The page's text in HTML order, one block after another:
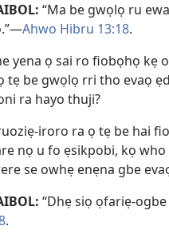
“Ma be gwọlọ ru
Ahwo Hibru 13:18.
yena ọ sai ro fiobọhọ kẹ
tẹ be gwọlọ rri tho evaọ
ra hayo thuji?
iroro ra ọ tẹ be hai
nọ u fo ẹsikpobi, kọ
se owhẹ enẹna gbe
“Dhẹ siọ ọfariẹ-
.